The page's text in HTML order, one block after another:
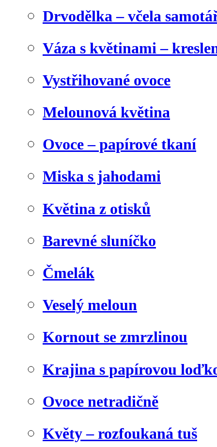
Drvodělka – včela
Váza s květinami –
Vystřihované ovoce
Melounová květina
Ovoce – papírové tkaní
Miska s jahodami
Květina z otisků
Barevné sluníčko
Čmelák
Veselý meloun
Kornout se zmrzlinou
Krajina s papírovou
Ovoce netradičně
Květy – rozfoukaná tuš